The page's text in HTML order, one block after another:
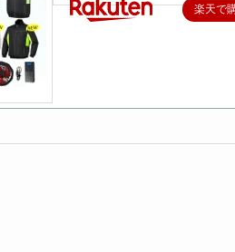
楽天で